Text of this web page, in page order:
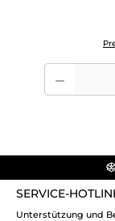
Produkt
SERVICE-
Unterstützung und